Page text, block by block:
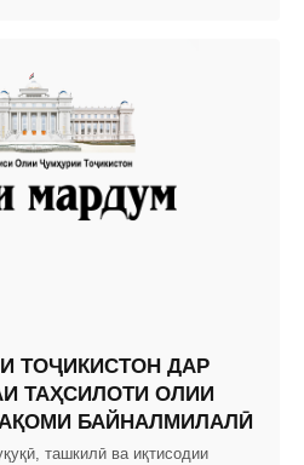
ТОҶИКИСТОН ДАР
ТАҲСИЛОТИ ОЛИИ
БАЙНАЛМИЛАЛӢ
ташкилӣ ва иқтисодии